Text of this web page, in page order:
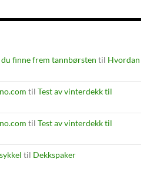
finne frem tannbørsten til Hvordan
til Test av vinterdekk til
til Test av vinterdekk til
til Dekkspaker